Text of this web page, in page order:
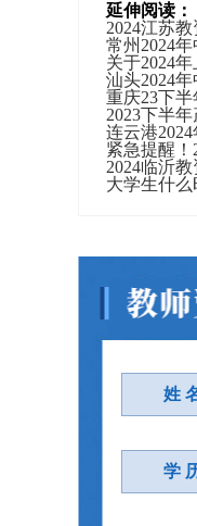
延伸阅读：
2024江苏
常州2024
关于2024
汕头2024
重庆23下
2023下半
连云港
紧急提醒！
2024临沂
大学生什么
姓
学